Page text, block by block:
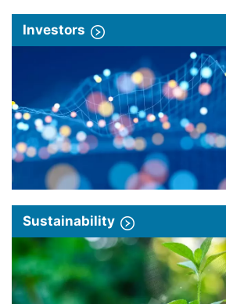
Investors
Sustainability